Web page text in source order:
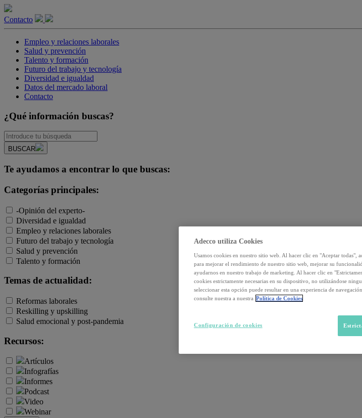
Contacto
Empleo y relaciones laborales
Salud y prevención
Talento y formación
Futuro del trabajo y tecnología
Diversidad e igualdad
Datos del mercado laboral
Contacto
¿Qué información buscas?
BUSCAR
Te ayudamos a encontrar lo que buscas:
Categorías principales:
-Opinión del experto-
Diversidad e igualdad
Empleo y relaciones laborales
Futuro del trabajo y tecnología
Salud y prevención
Talento y formación
Temas de actualidad:
Reformas laborales
Reskilling y upskilling
Salud emocional y post-pandemia
Recursos:
Artículos
Infografías
Informes
Podcast
Video
Webinar
Adecco utiliza Cookies
Usamos cookies en nuestro sitio web. Al hacer clic en "Aceptar todas",
para mejorar el rendimiento de nuestro sitio web, mejorar su
ayudarnos en nuestro trabajo de marketing. Al hacer clic en
cookies estrictamente necesarias en su dispositivo, no utilizándose
seleccionar esta opción puede resultar en una experiencia de
consulte nuestra a nuestra Política de Cookies
Configuración de cookies